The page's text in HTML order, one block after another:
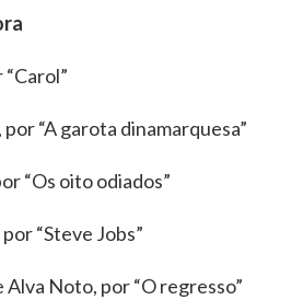
“A garota dinamarquesa”
“Os oito odiados”
“Steve Jobs”
Alva Noto, por “O regresso”